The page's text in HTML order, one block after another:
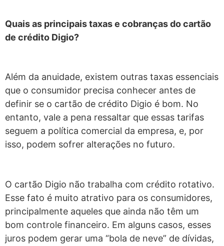
Quais as principais taxas e cobranças do cartão
de crédito Digio?
Além da anuidade, existem outras taxas essenciais
que o consumidor precisa conhecer antes de
definir se o cartão de crédito Digio é bom. No
entanto, vale a pena ressaltar que essas tarifas
seguem a política comercial da empresa, e, por
isso, podem sofrer alterações no futuro.
O cartão Digio não trabalha com crédito rotativo.
Esse fato é muito atrativo para os consumidores,
principalmente aqueles que ainda não têm um
bom controle financeiro. Em alguns casos, esses
juros podem gerar uma “bola de neve” de dívidas,